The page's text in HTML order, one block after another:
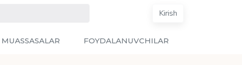
Kirish
MUASSASALAR FOYDALANUVCHILAR